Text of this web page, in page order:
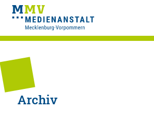
Archiv